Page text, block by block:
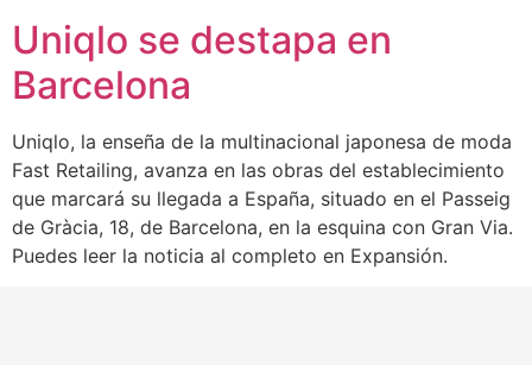
Uniqlo se destapa en
Barcelona
Uniqlo, la enseña de la multinacional japonesa de moda
Fast Retailing, avanza en las obras del establecimiento
que marcará su llegada a España, situado en el Passeig
de Gràcia, 18, de Barcelona, en la esquina con Gran Via.
Puedes leer la noticia al completo en Expansión.